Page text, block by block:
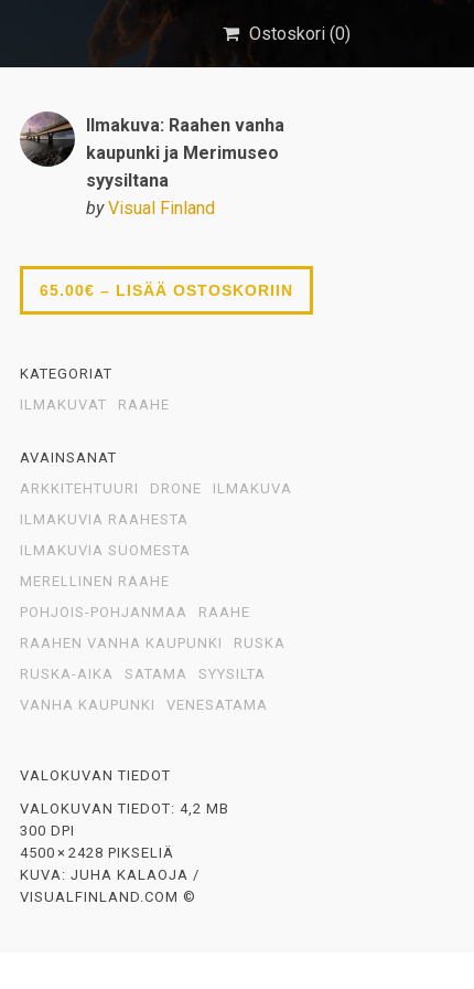
Ostoskori (0)
Ilmakuva: Raahen vanha
kaupunki ja Merimuseo
syysiltana
by Visual Finland
65.00€ – LISÄÄ OSTOSKORIIN
KATEGORIAT
ILMAKUVAT
RAAHE
AVAINSANAT
ARKKITEHTUURI
DRONE
ILMAKUVA
ILMAKUVIA RAAHESTA
ILMAKUVIA SUOMESTA
MERELLINEN RAAHE
POHJOIS-POHJANMAA
RAAHE
RAAHEN VANHA KAUPUNKI
RUSKA
RUSKA-AIKA
SATAMA
SYYSILTA
VANHA KAUPUNKI
VENESATAMA
VALOKUVAN TIEDOT
VALOKUVAN TIEDOT: 4,2 MB
300 DPI
4500 × 2428 PIKSELIÄ
KUVA: JUHA KALAOJA /
VISUALFINLAND.COM ©